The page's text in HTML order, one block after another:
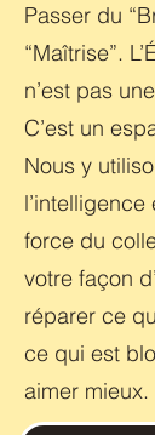
Passer du
“Maîtrise”.
n’est pas
C’est un
Nous y
force du
votre façon
réparer ce
ce qui est
aimer mieux.